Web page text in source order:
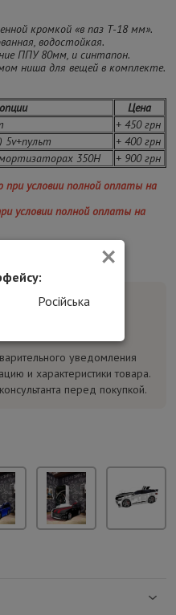
кромкой «в паз Т-18 мм».
водостойкая.
ППУ 80мм, и синтапон.
ниша для вещей в комплекте.
Цена
+ 450 грн
5v+пульт
+ 400 грн
350Н
+ 900 грн
условии полной оплаты на
условии полной оплаты на
может отличаться от
отличаться от
уведомления
и характеристики товара.
перед покупкой.
×
Російська